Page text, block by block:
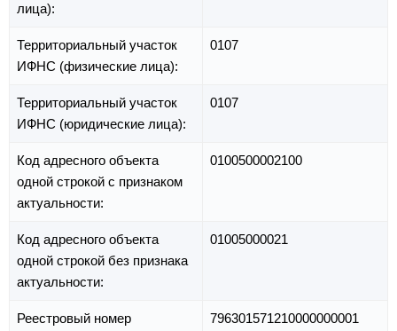
лица):
Территориальный участок
ИФНС (физические лица):
0107
Территориальный участок
ИФНС (юридические лица):
0107
Код адресного объекта
одной строкой с признаком
актуальности:
0100500002100
Код адресного объекта
одной строкой без признака
актуальности:
01005000021
Реестровый номер
796301571210000000001